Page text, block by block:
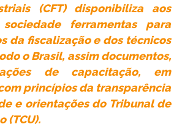
(CFT) disponibiliza aos
ferramentas para
da fiscalização e dos técnicos
o Brasil, assim documentos,
de capacitação, em
princípios da transparência
e orientações do Tribunal de
(TCU).